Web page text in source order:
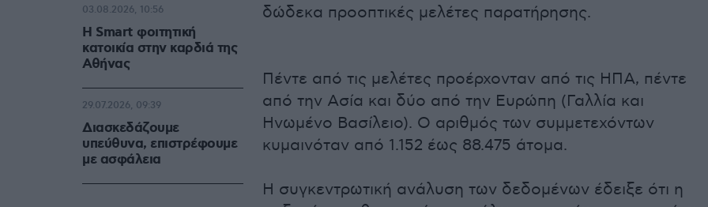
δώδεκα προοπτικές μελέτες παρατήρησης.
Πέντε από τις μελέτες προέρχονταν από τις ΗΠΑ, πέντε
από την Ασία και δύο από την Ευρώπη (Γαλλία και
Ηνωμένο Βασίλειο). Ο αριθμός των συμμετεχόντων
κυμαινόταν από 1.152 έως 88.475 άτομα.
Η συγκεντρωτική ανάλυση των δεδομένων έδειξε ότι η
Η Smart φοιτητική
κατοικία στην καρδιά της
Αθήνας
03.08.2026, 10:56
Διασκεδάζουμε
υπεύθυνα, επιστρέφουμε
με ασφάλεια
29.07.2026, 09:39